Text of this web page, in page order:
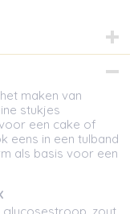
maken van
stukjes
een cake of
eens in een tulband
als basis voor een